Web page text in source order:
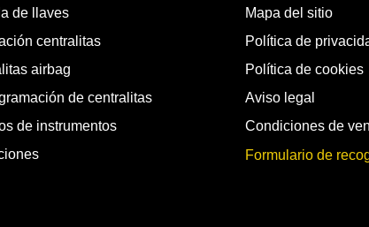
de llaves
centralitas
airbag
de centralitas
de instrumentos
Mapa del sitio
Política de
Política de cookies
Aviso legal
Condiciones de
Formulario de